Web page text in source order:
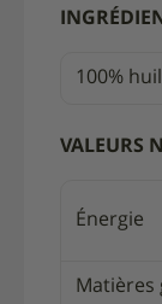
100%
VALEURS
Énergie
Matières